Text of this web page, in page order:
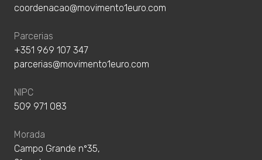
coordenacao@movimento1euro.com
Parcerias
+351 969 107 347
parcerias@movimento1euro.com
NIPC
509 971 083
Morada
Campo Grande nº35,